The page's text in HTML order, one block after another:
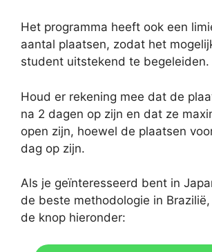
Het programma heeft ook een
aantal plaatsen, zodat het
student uitstekend te begeleiden.
Houd er rekening mee dat de
na 2 dagen op zijn en dat ze
open zijn, hoewel de plaatsen
dag op zijn.
Als je geïnteresseerd bent in
de beste methodologie in
de knop hieronder: